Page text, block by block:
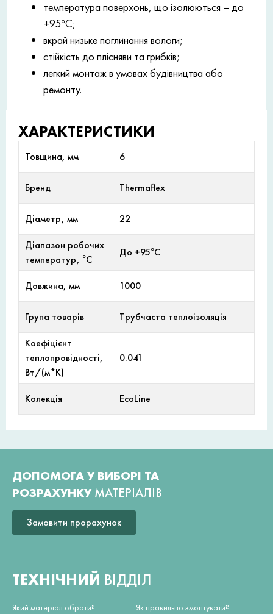
температура поверхонь, що ізолюються – до
+95°С;
вкрай низьке поглинання вологи;
стійкість до плісняви та грибків;
легкий монтаж в умовах будівництва або
ремонту.
ХАРАКТЕРИСТИКИ
Товщина, мм 6
Бренд Thermaflex
Діаметр, мм 22
Діапазон робочих
температур, °С
До +95°С
Довжина, мм 1000
Група товарів Трубчаста теплоізоляція
Коефіцієнт
теплопровідності,
Вт/(м*К)
0.041
Колекція EcoLine
ДОПОМОГА У ВИБОРІ ТА
РОЗРАХУНКУ МАТЕРІАЛІВ
Замовити прорахунок
ТЕХНІЧНИЙ ВІДДІЛ
Який матеріал обрати?
Як правильно змонтувати?